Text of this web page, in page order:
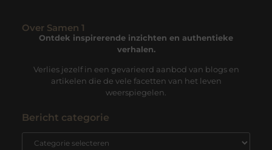
Over Samen 1
Ontdek inspirerende inzichten en authentieke
verhalen.
Verlies jezelf in een gevarieerd aanbod van blogs en
artikelen die de vele facetten van het leven
weerspiegelen.
Bericht categorie